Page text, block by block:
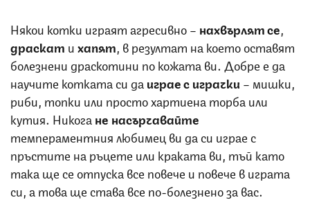
Някои котки играят агресивно – нахвърлят се
драскат ихапят , в резултат на което оставят
болезнени драскотини по кожата ви. Добре е да
научите котката си да играе с играчки – мишки,
риби, топки или просто хартиена торба или
кутия. Никога не насърчавайте
темпераментния любимец ви да си играе с
пръстите на ръцете или краката ви, тъй като
така ще се отпуска все повече и повече в играта
си, а това ще става все по-болезнено за вас.